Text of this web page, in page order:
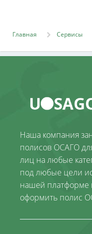
Главная Сервисы
Наша компания
полисов ОСАГО
лиц на любые
под любые цели
нашей платформе
оформить полис